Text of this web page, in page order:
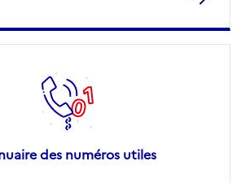
des numéros utiles